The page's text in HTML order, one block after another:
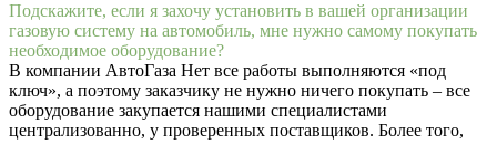
Подскажите, если я захочу установить в вашей организации
газовую систему на автомобиль, мне нужно самому покупать
необходимое оборудование?
В компании АвтоГаза Нет все работы выполняются «под
ключ», а поэтому заказчику не нужно ничего покупать – все
оборудование закупается нашими специалистами
централизованно, у проверенных поставщиков. Более того,